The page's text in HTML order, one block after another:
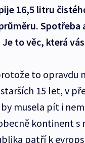
16,5 litru
Spotřeba
to věc, která
to opravdu
15 let, v
musela pít i
kontinent s
patří k